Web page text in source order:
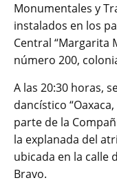
Monumentales y
instalados en los
Central “Margarita
número 200,
A las 20:30 horas,
dancístico
parte de la
la explanada del
ubicada en la calle
Bravo.